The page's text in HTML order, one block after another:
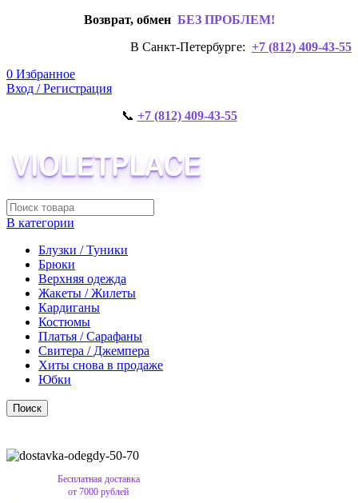
Возврат, обмен БЕЗ ПРОБЛЕМ!
В Санкт-Петербурге: +7 (812) 409-43-55
0 Избранное
Вход / Регистрация
📞 +7 (812) 409-43-55
В категории
Блузки / Туники
Брюки
Верхняя одежда
Жакеты / Жилеты
Кардиганы
Костюмы
Платья / Сарафаны
Свитера / Джемпера
Хиты снова в продаже
Юбки
Поиск
Бесплатная доставка
от 7000 рублей